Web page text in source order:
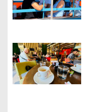
a
i
g